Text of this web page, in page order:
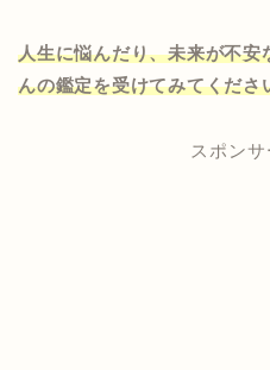
人生に悩んだり、未来が不
んの鑑定を受けてみてくだ
スポンサ